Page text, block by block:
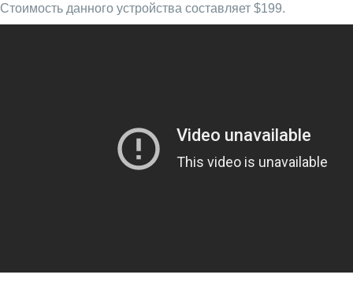
Стоимость данного устройства составляет $199.